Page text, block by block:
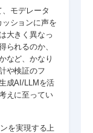
モデレータ
ションに声を
大きく異なっ
られるのか、
など、かなり
や検証のフ
成AI/LLMを活
えに至ってい
を実現する上